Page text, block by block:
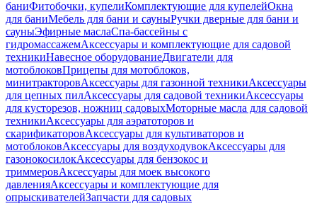
баниФитобочки, купелиКомплектующие для купелейОкна
для баниМебель для бани и сауныРучки дверные для бани и
сауныЭфирные маслаСпа-бассейны с
гидромассажемАксессуары и комплектующие для садовой
техникиНавесное оборудованиеДвигатели для
мотоблоковПрицепы для мотоблоков,
минитракторовАксессуары для газонной техникиАксессуары
для цепных пилАксессуары для садовой техникиАксессуары
для кусторезов, ножниц садовыхМоторные масла для садовой
техникиАксессуары для аэратоторов и
скарификаторовАксессуары для культиваторов и
мотоблоковАксессуары для воздуходувокАксессуары для
газонокосилокАксессуары для бензокос и
триммеровАксессуары для моек высокого
давленияАксессуары и комплектующие для
опрыскивателейЗапчасти для садовых